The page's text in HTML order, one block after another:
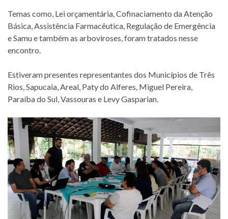
Temas como, Lei orçamentária, Cofinaciamento da Atenção
Básica, Assistência Farmacêutica, Regulação de Emergência
e Samu e também as arboviroses, foram tratados nesse
encontro.
Estiveram presentes representantes dos Municípios de Três
Rios, Sapucaia, Areal, Paty do Alferes, Miguel Pereira,
Paraíba do Sul, Vassouras e Levy Gasparian.